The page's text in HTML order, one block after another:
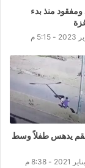
ومفقود منذ بدء
يدهس طفلاً وسط